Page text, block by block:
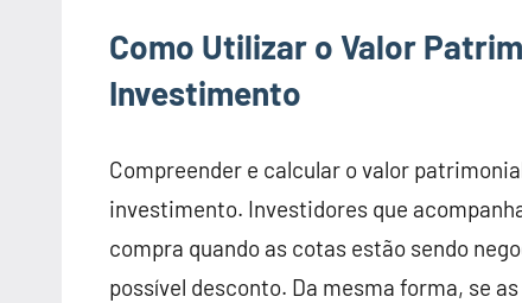
Como Utilizar o Valor
Investimento
Compreender e calcular o valor
investimento. Investidores que
compra quando as cotas estão sendo
possível desconto. Da mesma forma, se